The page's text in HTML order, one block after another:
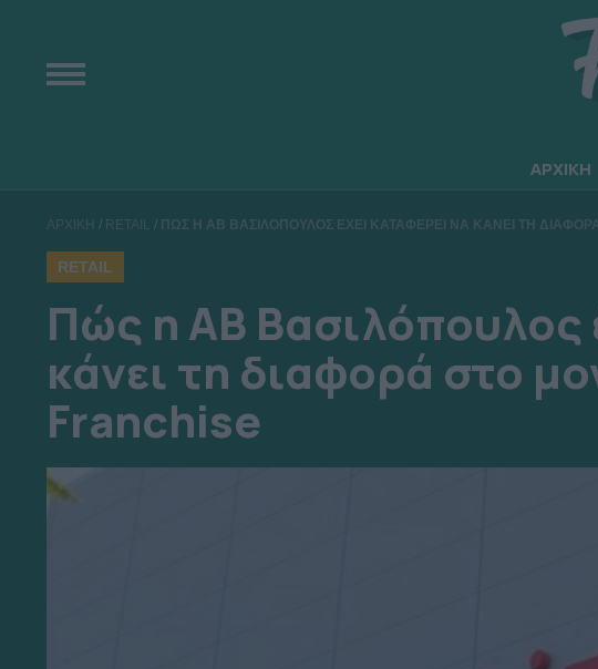
ΑΡΧΙΚΗ
ΑΡΧΙΚΗ / RETAIL / ΠΩΣ Η ΑΒ ΒΑΣΙΛΟΠΟΥΛΟΣ ΕΧΕΙ ΚΑΤΑΦΕΡΕΙ ΝΑ ΚΑΝΕΙ ΤΗ
RETAIL
Πώς η ΑΒ Βασιλόπουλος
κάνει τη διαφορά στο
Franchise